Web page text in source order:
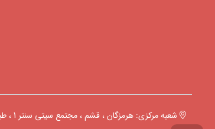
شعبه مرکزی: هرمزگان ، قشم ، مجتمع سیتی سنتر 1 ، طبقه همکف ، لاین C ، پلاک 1180